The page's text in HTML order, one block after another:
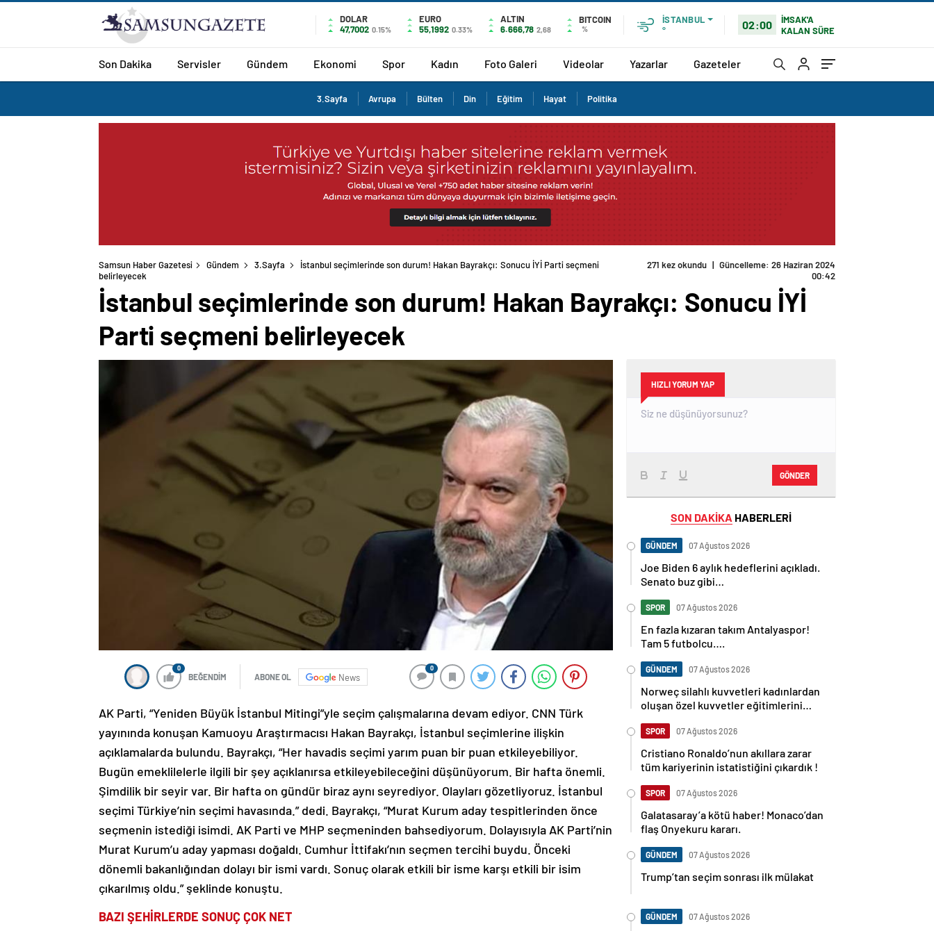
DOLAR
47,7002 0.15%
EURO
55,1992 0.33%
ALTIN
6.666,78 2,68
BITCOIN
%
İSTANBUL
°
02:00
İMSAK'A
KALAN SÜRE
Son Dakika Servisler Gündem Ekonomi Spor Kadın Foto Galeri Videolar Yazarlar Gazeteler
3.Sayfa Avrupa Bülten Din Eğitim Hayat Politika
Samsun Haber Gazetesi Gündem 3.Sayfa
İstanbul seçimlerinde son durum! Hakan Bayrakçı: Sonucu İYİ Parti seçmeni
belirleyecek
271 kez okundu | Güncelleme: 26 Haziran 2024
00:42
İstanbul seçimlerinde son durum! Hakan Bayrakçı: Sonucu İYİ
Parti seçmeni belirleyecek
0
BEĞENDİM ABONE OL News
0
AK Parti, “Yeniden Büyük İstanbul Mitingi”yle seçim çalışmalarına devam ediyor. CNN Türk
yayınında konuşan Kamuoyu Araştırmacısı Hakan Bayrakçı, İstanbul seçimlerine ilişkin
açıklamalarda bulundu. Bayrakçı, “Her havadis seçimi yarım puan bir puan etkileyebiliyor.
Bugün emeklilelerle ilgili bir şey açıklanırsa etkileyebileceğini düşünüyorum. Bir hafta önemli.
Şimdilik bir seyir var. Bir hafta on gündür biraz aynı seyrediyor. Olayları gözetliyoruz. İstanbul
seçimi Türkiye’nin seçimi havasında.” dedi. Bayrakçı, “Murat Kurum aday tespitlerinden önce
seçmenin istediği isimdi. AK Parti ve MHP seçmeninden bahsediyorum. Dolayısıyla AK Parti’nin
Murat Kurum’u aday yapması doğaldı. Cumhur İttifakı’nın seçmen tercihi buydu. Önceki
dönemli bakanlığından dolayı bir ismi vardı. Sonuç olarak etkili bir isme karşı etkili bir isim
çıkarılmış oldu.” şeklinde konuştu.
BAZI ŞEHİRLERDE SONUÇ ÇOK NET
HIZLI YORUM YAP
GÖNDER
SON DAKİKA HABERLERİ
GÜNDEM 07 Ağustos 2026
Joe Biden 6 aylık hedeflerini açıkladı.
Senato buz gibi…
SPOR 07 Ağustos 2026
En fazla kızaran takım Antalyaspor!
Tam 5 futbolcu….
GÜNDEM 07 Ağustos 2026
Norweç silahlı kuvvetleri kadınlardan
oluşan özel kuvvetler eğitimlerini
SPOR 07 Ağustos 2026
Cristiano Ronaldo’nun akıllara zarar
tüm kariyerinin istatistiğini çıkardık !
SPOR 07 Ağustos 2026
Galatasaray’a kötü haber! Monaco’dan
flaş Onyekuru kararı.
GÜNDEM 07 Ağustos 2026
Trump’tan seçim sonrası ilk mülakat
GÜNDEM 07 Ağustos 2026